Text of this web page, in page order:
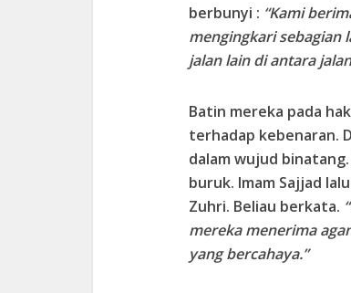
berbunyi : “Kami
mengingkari sebagian
jalan lain di antara
Batin mereka pada
terhadap kebenaran.
dalam wujud
buruk. Imam Sajjad
Zuhri. Beliau berkata.
mereka menerima
yang bercahaya.”